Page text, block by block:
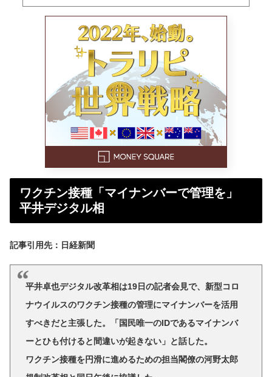
ワクチン接種「マイナンバーで管理を」
平井デジタル相
記事引用先：日経新聞
平井卓也デジタル改革相は19日の記者会見で、新型コロ
ナウイルスのワクチン接種の管理にマイナンバーを活用
すべきだと主張した。「国民唯一のIDであるマイナンバ
ーとひも付けると間違いが起きない」と話した。
ワクチン接種を円滑に進めるための担当閣僚の河野太郎